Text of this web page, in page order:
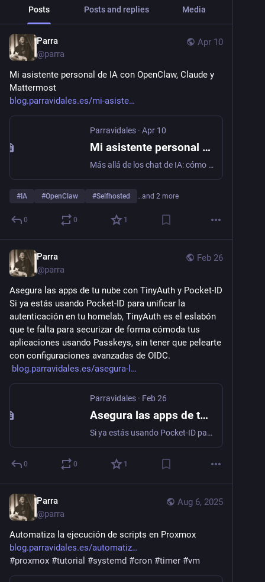
Posts Posts and replies Media
Apr 10
Parra
@parra
Mi asistente personal de IA con OpenClaw, Claude y
Mattermost
blog.parravidales.es/mi-asiste
Parravidales · Apr 10
Mi asistente personal de IA con OpenClaw, Claude y Mattermost
Más allá de los chat de IA: cómo montar una arquitectura de agentes autoalojada con OpenClaw, Claude y Mattermost. Conecto un LLM con mis archivos y repositorios Git mediante canales temáticos, logrando automatización real con contexto persistente.
# IA #OpenClaw #Selfhosted …and 2 more
0 0 1
Feb 26
Parra
@parra
Asegura las apps de tu nube con TinyAuth y Pocket-ID
Si ya estás usando Pocket-ID para unificar la
autenticación en tu homelab, TinyAuth es el eslabón
que te falta para securizar de forma cómoda tus
aplicaciones usando Passkeys, sin tener que pelearte
con configuraciones avanzadas de OIDC.
blog.parravidales.es/asegura-l
Parravidales · Feb 26
Asegura las apps de tu nube con TinyAuth y Pocket-ID
Si ya estás usando Pocket-ID para unificar la autenticación en tu homelab, TinyAuth es el eslabón que te falta para securizar de forma cómoda tus aplicaciones usando Passkeys, sin tener que pelearte con configuraciones avanzadas de OIDC.
0 0 1
Aug 6, 2025
Parra
@parra
Automatiza la ejecución de scripts en Proxmox
blog.parravidales.es/automatiz
#proxmox #tutorial #systemd #cron #timer #vm